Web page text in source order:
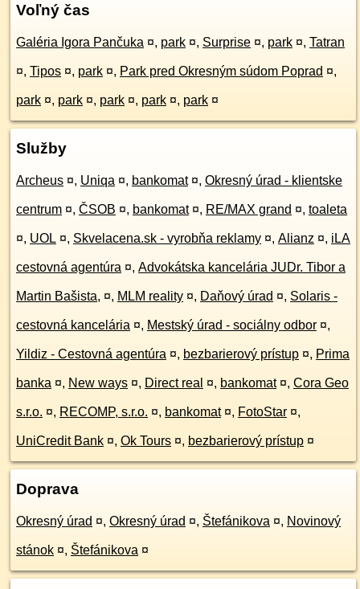
Voľný čas
Galéria Igora Pančuka ¤, park ¤, Surprise ¤, park ¤, Tatran
¤, Tipos ¤, park ¤, Park pred Okresným súdom Poprad ¤,
park ¤, park ¤, park ¤, park ¤, park ¤
Služby
Archeus ¤, Uniqa ¤, bankomat ¤, Okresný úrad - klientske
centrum ¤, ČSOB ¤, bankomat ¤, RE/MAX grand ¤, toaleta
¤, UOL ¤, Skvelacena.sk - vyrobňa reklamy ¤, Alianz ¤, iLA
cestovná agentúra ¤, Advokátska kancelária JUDr. Tibor a
Martin Bašista, ¤, MLM reality ¤, Daňový úrad ¤, Solaris -
cestovná kancelária ¤, Mestský úrad - sociálny odbor ¤,
Yildiz - Cestovná agentúra ¤, bezbarierový prístup ¤, Prima
banka ¤, New ways ¤, Direct real ¤, bankomat ¤, Cora Geo
s.r.o. ¤, RECOMP, s.r.o. ¤, bankomat ¤, FotoStar ¤,
UniCredit Bank ¤, Ok Tours ¤, bezbarierový prístup ¤
Doprava
Okresný úrad ¤, Okresný úrad ¤, Štefánikova ¤, Novinový
stánok ¤, Štefánikova ¤